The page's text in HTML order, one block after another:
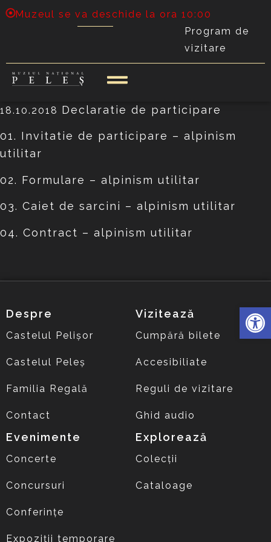
Muzeul se va deschide la ora 10:00
Program de
vizitare
18.10.2018 Declaratie de participare
01. Invitatie de participare – alpinism
utilitar
02. Formulare – alpinism utilitar
03. Caiet de sarcini – alpinism utilitar
04. Contract – alpinism utilitar
Despre
Castelul Pelișor
Castelul Peleș
Familia Regală
Contact
Vizitează
Cumpără bilete
Accesibiliate
Reguli de vizitare
Ghid audio
Evenimente
Concerte
Concursuri
Conferințe
Expoziții temporare
Explorează
Colecții
Cataloage